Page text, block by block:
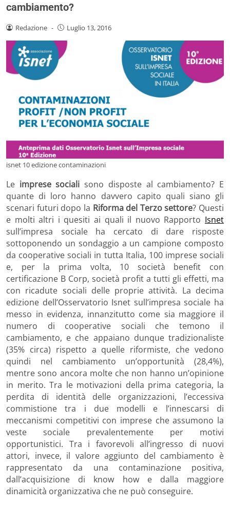
cambiamento?
Redazione - Luglio 13, 2016
isnet 10 edizione contaminazioni
Le imprese sociali sono disposte al cambiamento? E
quante di loro hanno davvero capito quali siano gli
scenari futuri dopo la Riforma del Terzo settore? Questi
e molti altri i quesiti ai quali il nuovo Rapporto Isnet
sull’impresa sociale ha cercato di dare risposte
sottoponendo un sondaggio a un campione composto
da cooperative sociali in tutta Italia, 100 imprese sociali
e, per la prima volta, 10 società benefit con
certificazione B Corp, società profit a tutti gli effetti, ma
con ricadute sociali delle proprie attività. La decima
edizione dell’Osservatorio Isnet sull’impresa sociale ha
messo in evidenza, innanzitutto come sia maggiore il
numero di cooperative sociali che temono il
cambiamento, e che appaiano dunque tradizionaliste
(35% circa) rispetto a quelle riformiste, che vedono
quindi nel cambiamento un’opportunità (28,4%),
mentre sono ancora molte che non hanno un’opinione
in merito. Tra le motivazioni della prima categoria, la
perdita di identità delle organizzazioni, l’eccessiva
commistione tra i due modelli e l’innescarsi di
meccanismi competitivi con imprese che assumono la
veste sociale prevalentemente per motivi
opportunistici. Tra i favorevoli all’ingresso di nuovi
attori, invece, il valore aggiunto del cambiamento è
rappresentato da una contaminazione positiva,
dall’acquisizione di know how e dalla maggiore
dinamicità organizzativa che ne può conseguire.